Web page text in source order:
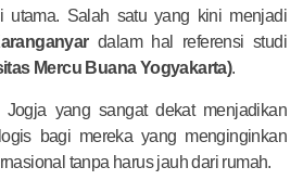
utama. Salah satu yang kini menjadi
dalam hal referensi studi
Mercu Buana Yogyakarta).
yang sangat dekat menjadikan
bagi mereka yang menginginkan
tanpa harus jauh dari rumah.